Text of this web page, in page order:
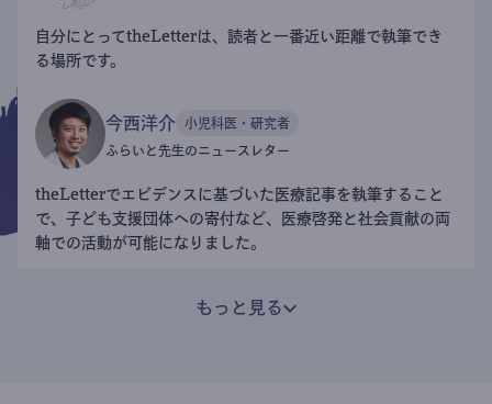
自分にとってtheLetterは、読者と一番近い距離で執筆でき
る場所です。
今西洋介 小児科医・研究者
ふらいと先生のニュースレター
theLetterでエビデンスに基づいた医療記事を執筆すること
で、子ども支援団体への寄付など、医療啓発と社会貢献の両
軸での活動が可能になりました。
もっと見る